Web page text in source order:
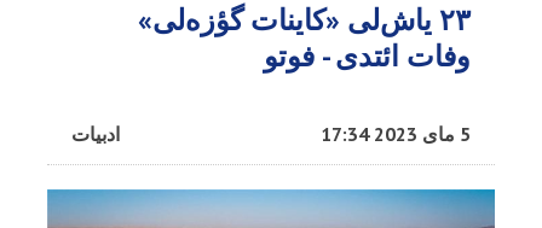
۲۳ یاش‌لی «کاینات گؤزه‌لی»
وفات ائتدی - فوتو
ادبیات 5 مای 2023 17:34